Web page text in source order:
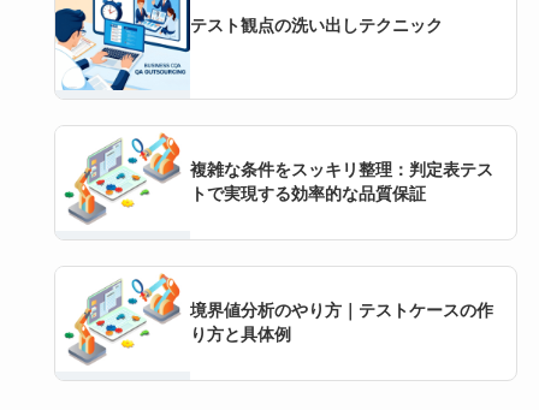
テスト観点の洗い出しテクニック
複雑な条件をスッキリ整理：判定表テス
トで実現する効率的な品質保証
境界値分析のやり方｜テストケースの作
り方と具体例